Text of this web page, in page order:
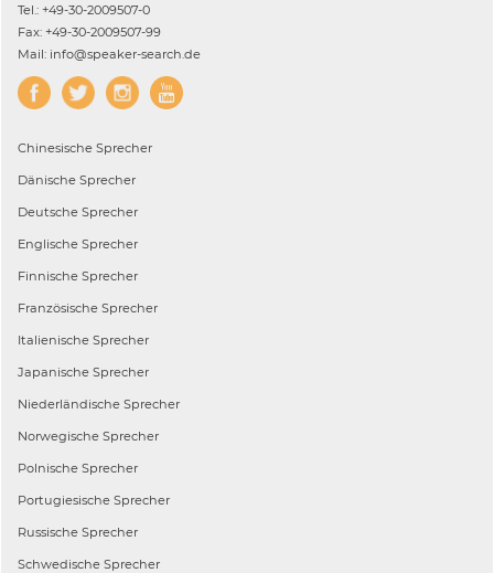
Tel.: +49-30-2009507-0
Fax: +49-30-2009507-99
Mail: info@speaker-search.de
Chinesische Sprecher
Dänische Sprecher
Deutsche Sprecher
Englische Sprecher
Finnische Sprecher
Französische Sprecher
Italienische Sprecher
Japanische Sprecher
Niederländische Sprecher
Norwegische Sprecher
Polnische Sprecher
Portugiesische Sprecher
Russische Sprecher
Schwedische Sprecher